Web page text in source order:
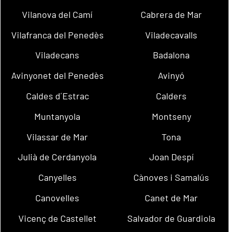
Vilanova del Camí
Cabrera de Mar
Vilafranca del Penedès
Viladecavalls
Viladecans
Badalona
Avinyonet del Penedès
Avinyó
Caldes d´Estrac
Calders
Muntanyola
Montseny
Vilassar de Mar
Tona
Julià de Cerdanyola
Joan Despí
Canyelles
Cànoves i Samalús
Canovelles
Canet de Mar
Vicenç de Castellet
Salvador de Guardiola